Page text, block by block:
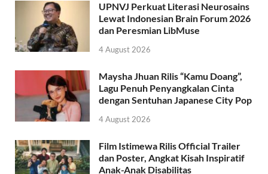
UPNVJ Perkuat Literasi Neurosains
Lewat Indonesian Brain Forum 2026
dan Peresmian LibMuse
4 August 2026
Maysha Jhuan Rilis “Kamu Doang”,
Lagu Penuh Penyangkalan Cinta
dengan Sentuhan Japanese City Pop
4 August 2026
Film Istimewa Rilis Official Trailer
dan Poster, Angkat Kisah Inspiratif
Anak-Anak Disabilitas